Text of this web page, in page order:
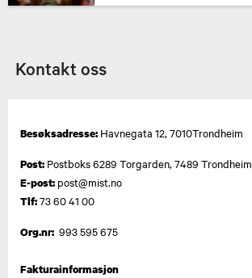
Kontakt oss
Besøksadresse: Havnegata 12, 7010Trondheim
Post: Postboks 6289 Torgarden, 7489 Trondheim
E-post: post@mist.no
Tlf:73 60 41 00
Org.nr:993 595 675
Fakturainformasjon